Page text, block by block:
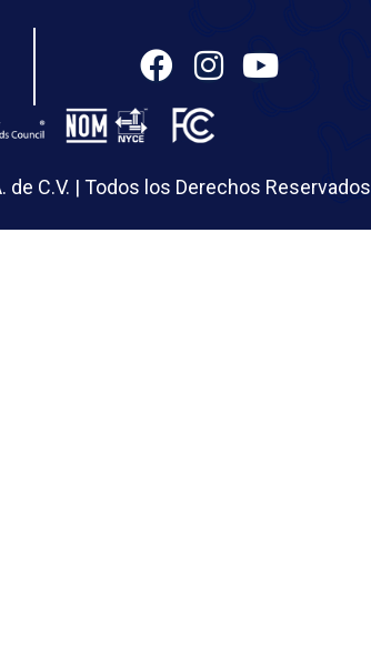
C.V. | Todos los Derechos Reservados